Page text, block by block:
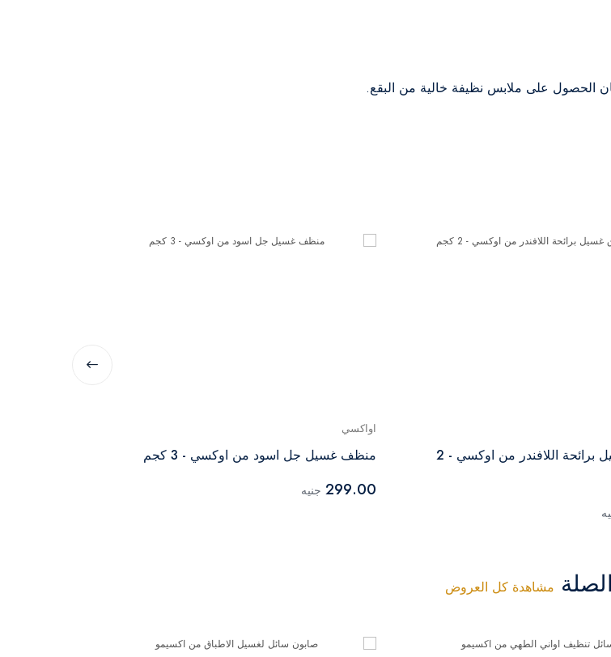
الحصول على ملابس نظيفة خالية من البقع.
مسحوق غسيل برائحة اللافندر من اوكسي - 2
اواكسي
منظف غسيل جل اسود من اوكسي - 3 كجم
299.00 جنيه
مشاهدة كل العروض